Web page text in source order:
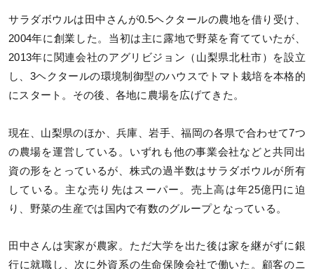
サラダボウルは田中さんが0.5ヘクタールの農地を借り受け、
2004年に創業した。当初は主に露地で野菜を育てていたが、
2013年に関連会社のアグリビジョン（山梨県北杜市）を設立
し、3ヘクタールの環境制御型のハウスでトマト栽培を本格的
にスタート。その後、各地に農場を広げてきた。
現在、山梨県のほか、兵庫、岩手、福岡の各県で合わせて7つ
の農場を運営している。いずれも他の事業会社などと共同出
資の形をとっているが、株式の過半数はサラダボウルが所有
している。主な売り先はスーパー。売上高は年25億円に迫
り、野菜の生産では国内で有数のグループとなっている。
田中さんは実家が農家。ただ大学を出た後は家を継がずに銀
行に就職し、次に外資系の生命保険会社で働いた。顧客のニ